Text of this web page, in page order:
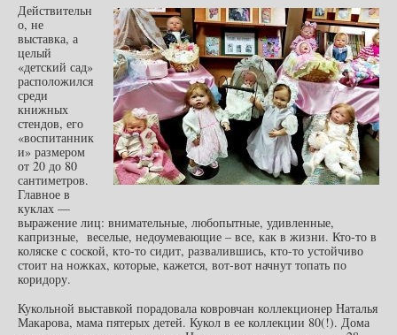
Действительн
о, не
выставка, а
целый
«детский сад»
расположился
среди
книжных
стендов, его
«воспитанник
и» размером
от 20 до 80
сантиметров.
Главное в
куклах —
выражение лиц: внимательные, любопытные, удивленные,
капризные, веселые, недоумевающие – все, как в жизни. Кто-то в
коляске с соской, кто-то сидит, развалившись, кто-то устойчиво
стоит на ножках, которые, кажется, вот-вот начнут топать по
коридору.
Кукольной выставкой порадовала ковровчан коллекционер Наталья
Макарова, мама пятерых детей. Кукол в ее коллекции 80(!). Дома